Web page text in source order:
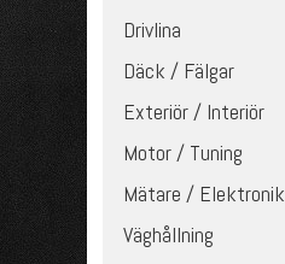
Drivlina
Däck / Fälgar
Exteriör / Interiör
Motor / Tuning
Mätare / Elektronik
Väghållning